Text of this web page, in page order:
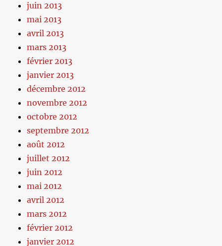
juin 2013
mai 2013
avril 2013
mars 2013
février 2013
janvier 2013
décembre 2012
novembre 2012
octobre 2012
septembre 2012
août 2012
juillet 2012
juin 2012
mai 2012
avril 2012
mars 2012
février 2012
janvier 2012